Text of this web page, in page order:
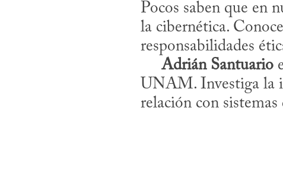
Pocos saben que en
la cibernética.
responsabilidades
Adrián Santuario
UNAM. Investiga la
relación con